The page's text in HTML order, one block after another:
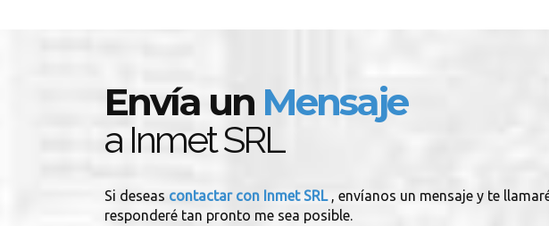
Envía un Mensaje
a Inmet SRL
Si deseas contactar con Inmet SRL , envíanos un mensaje y te
responderé tan pronto me sea posible.